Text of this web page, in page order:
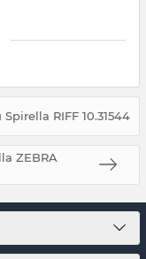
RIFF 10.31544
ZEBRA